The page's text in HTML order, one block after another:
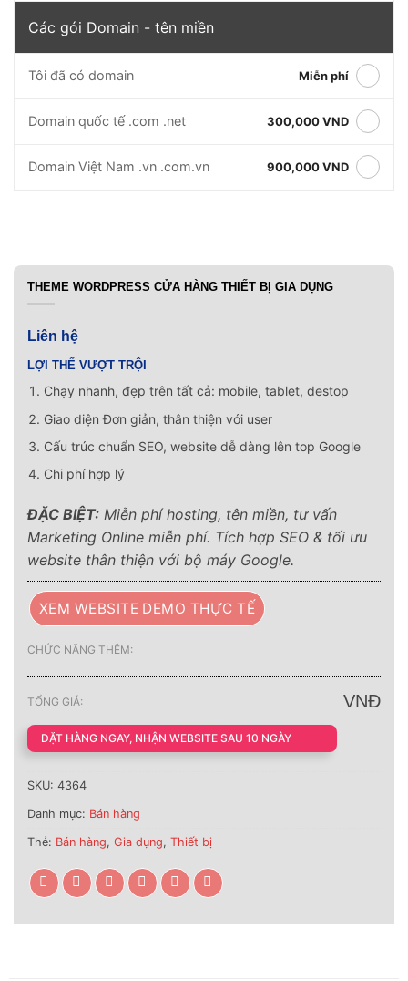
Các gói Domain - tên miền
Tôi đã có domain Miễn phí
Domain quốc tế .com .net 300,000 VND
Domain Việt Nam .vn .com.vn 900,000 VND
THEME WORDPRESS CỬA HÀNG THIẾT BỊ GIA DỤNG
Liên hệ
LỢI THẾ VƯỢT TRỘI
Chạy nhanh, đẹp trên tất cả: mobile, tablet, destop
Giao diện Đơn giản, thân thiện với user
Cấu trúc chuẩn SEO, website dễ dàng lên top Google
Chi phí hợp lý
ĐẶC BIỆT: Miễn phí hosting, tên miền, tư vấn
Marketing Online miễn phí. Tích hợp SEO & tối ưu
website thân thiện với bộ máy Google.
XEM WEBSITE DEMO THỰC TẾ
CHỨC NĂNG THÊM:
TỔNG GIÁ: VNĐ
ĐẶT HÀNG NGAY, NHẬN WEBSITE SAU 10 NGÀY
SKU: 4364
Danh mục: Bán hàng
Thẻ: Bán hàng, Gia dụng, Thiết bị